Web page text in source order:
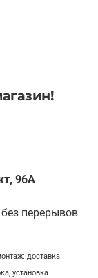
96А
перерывов
доставка
установка